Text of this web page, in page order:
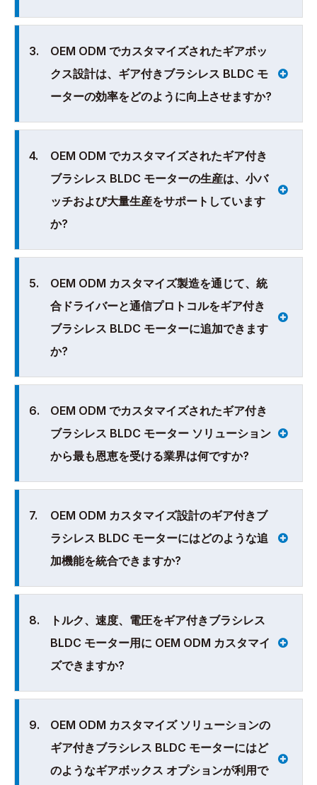
3.
OEM ODM でカスタマイズされたギアボッ
クス設計は、ギア付きブラシレス BLDC モ
ーターの効率をどのように向上させますか?
4.
OEM ODM でカスタマイズされたギア付き
ブラシレス BLDC モーターの生産は、小バ
ッチおよび大量生産をサポートしています
か?
5.
OEM ODM カスタマイズ製造を通じて、統
合ドライバーと通信プロトコルをギア付き
ブラシレス BLDC モーターに追加できます
か?
6.
OEM ODM でカスタマイズされたギア付き
ブラシレス BLDC モーター ソリューション
から最も恩恵を受ける業界は何ですか?
7.
OEM ODM カスタマイズ設計のギア付きブ
ラシレス BLDC モーターにはどのような追
加機能を統合できますか?
8.
トルク、速度、電圧をギア付きブラシレス
BLDC モーター用に OEM ODM カスタマイ
ズできますか?
9.
OEM ODM カスタマイズ ソリューションの
ギア付きブラシレス BLDC モーターにはど
のようなギアボックス オプションが利用で